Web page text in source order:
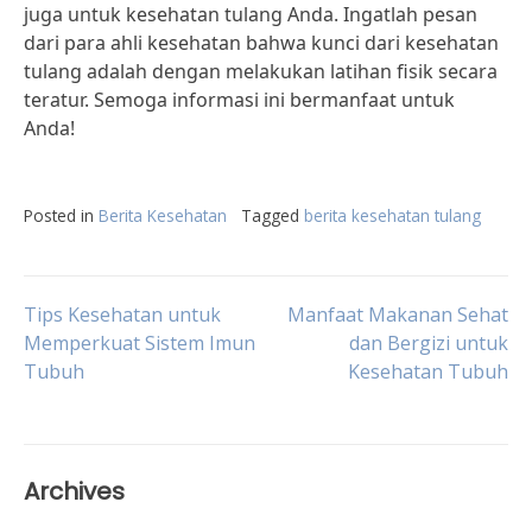
juga untuk kesehatan tulang Anda. Ingatlah pesan
dari para ahli kesehatan bahwa kunci dari kesehatan
tulang adalah dengan melakukan latihan fisik secara
teratur. Semoga informasi ini bermanfaat untuk
Anda!
Posted in Berita Kesehatan Tagged berita kesehatan tulang
Post
navigation
Tips Kesehatan untuk
Memperkuat Sistem Imun
Tubuh
Manfaat Makanan Sehat
dan Bergizi untuk
Kesehatan Tubuh
Archives